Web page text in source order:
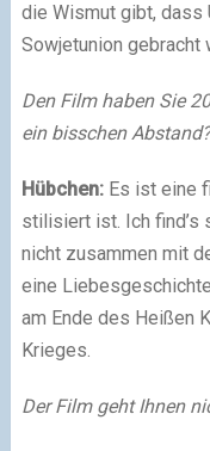
die Wismut gibt, dass
Sowjetunion gebracht
Den Film haben Sie
ein bisschen Abstand?
Hübchen:Es ist eine
stilisiert ist. Ich find’s
nicht zusammen mit
eine
am Ende des Heißen
Krieges.
Der Film geht Ihnen